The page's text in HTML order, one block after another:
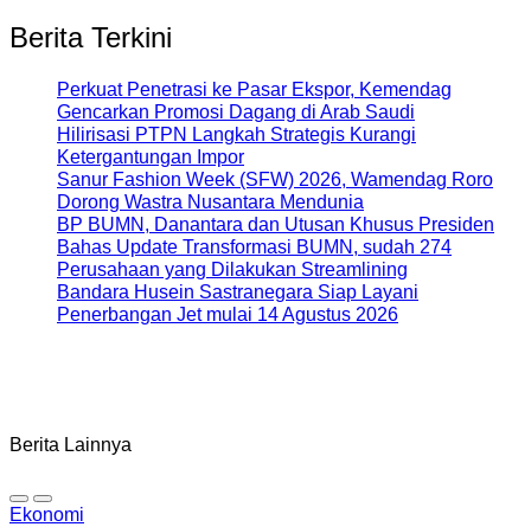
Berita Terkini
Perkuat Penetrasi ke Pasar Ekspor, Kemendag
Gencarkan Promosi Dagang di Arab Saudi
Hilirisasi PTPN Langkah Strategis Kurangi
Ketergantungan Impor
Sanur Fashion Week (SFW) 2026, Wamendag Roro
Dorong Wastra Nusantara Mendunia
BP BUMN, Danantara dan Utusan Khusus Presiden
Bahas Update Transformasi BUMN, sudah 274
Perusahaan yang Dilakukan Streamlining
Bandara Husein Sastranegara Siap Layani
Penerbangan Jet mulai 14 Agustus 2026
Berita Lainnya
Ekonomi